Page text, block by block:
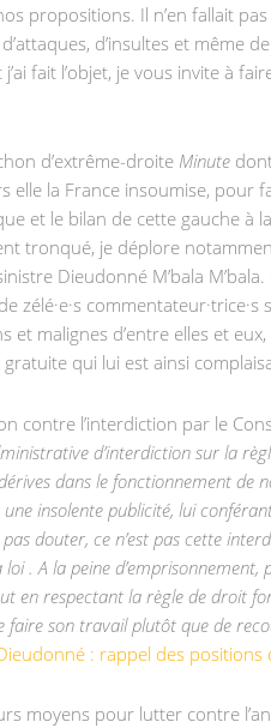
propositions. Il n’en fallait
d’insultes et même
fait l’objet, je vous invite à
d’extrême-droite Minute
la France insoumise, pour
et le bilan de cette gauche à
tronqué, je déplore
Dieudonné M’bala
malignes d’entre elles et
qui lui est ainsi
l’interdiction par le
d’interdiction sur la
dans le fonctionnement de
insolente publicité, lui
douter, ce n’est pas cette
A la peine d’emprisonnement,
en respectant la règle de droit
faire son travail plutôt que de
: rappel des positions
moyens pour lutter contre